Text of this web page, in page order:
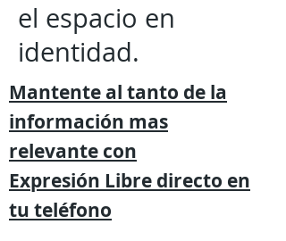
el espacio en
identidad.
Mantente al tanto de la
información mas
relevante con
Expresión Libre directo en
tu teléfono